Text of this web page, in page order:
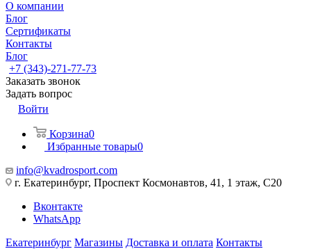
О компании
Блог
Сертификаты
Контакты
Блог
+7 (343)-271-77-73
Заказать звонок
Задать вопрос
Войти
Корзина0
Избранные товары0
info@kvadrosport.com
г. Екатеринбург, Проспект Космонавтов, 41, 1 этаж, С20
Вконтакте
WhatsApp
Екатеринбург Магазины Доставка и оплата Контакты